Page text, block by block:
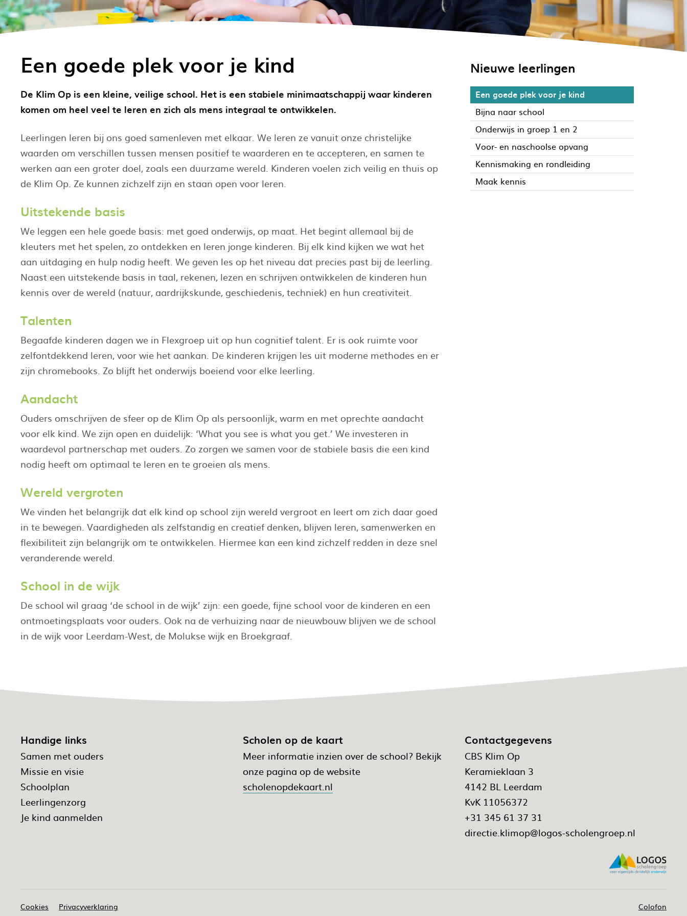
Een goede plek voor je kind
De Klim Op is een kleine, veilige school. Het is een stabiele minimaatschappij waar kinderen
komen om heel veel te leren en zich als mens integraal te ontwikkelen.
Leerlingen leren bij ons goed samenleven met elkaar. We leren ze vanuit onze christelijke
waarden om verschillen tussen mensen positief te waarderen en te accepteren, en samen te
werken aan een groter doel, zoals een duurzame wereld. Kinderen voelen zich veilig en thuis op
de Klim Op. Ze kunnen zichzelf zijn en staan open voor leren.
Uitstekende basis
We leggen een hele goede basis: met goed onderwijs, op maat. Het begint allemaal bij de
kleuters met het spelen, zo ontdekken en leren jonge kinderen. Bij elk kind kijken we wat het
aan uitdaging en hulp nodig heeft. We geven les op het niveau dat precies past bij de leerling.
Naast een uitstekende basis in taal, rekenen, lezen en schrijven ontwikkelen de kinderen hun
kennis over de wereld (natuur, aardrijkskunde, geschiedenis, techniek) en hun creativiteit.
Talenten
Begaafde kinderen dagen we in Flexgroep uit op hun cognitief talent. Er is ook ruimte voor
zelfontdekkend leren, voor wie het aankan. De kinderen krijgen les uit moderne methodes en er
zijn chromebooks. Zo blijft het onderwijs boeiend voor elke leerling.
Aandacht
Ouders omschrijven de sfeer op de Klim Op als persoonlijk, warm en met oprechte aandacht
voor elk kind. We zijn open en duidelijk: ‘What you see is what you get.’ We investeren in
waardevol partnerschap met ouders. Zo zorgen we samen voor de stabiele basis die een kind
nodig heeft om optimaal te leren en te groeien als mens.
Wereld vergroten
We vinden het belangrijk dat elk kind op school zijn wereld vergroot en leert om zich daar goed
in te bewegen. Vaardigheden als zelfstandig en creatief denken, blijven leren, samenwerken en
flexibiliteit zijn belangrijk om te ontwikkelen. Hiermee kan een kind zichzelf redden in deze snel
veranderende wereld.
School in de wijk
De school wil graag ‘de school in de wijk’ zijn: een goede, fijne school voor de kinderen en een
ontmoetingsplaats voor ouders. Ook na de verhuizing naar de nieuwbouw blijven we de school
in de wijk voor Leerdam-West, de Molukse wijk en Broekgraaf.
Nieuwe leerlingen
Een goede plek voor je kind
Bijna naar school
Onderwijs in groep 1 en 2
Voor- en naschoolse opvang
Kennismaking en rondleiding
Maak kennis
Handige links
Samen met ouders
Missie en visie
Schoolplan
Leerlingenzorg
Je kind aanmelden
Scholen op de kaart
Meer informatie inzien over de school? Bekijk
onze pagina op de website
scholenopdekaart.nl
Contactgegevens
CBS Klim Op
Keramieklaan 3
4142 BL Leerdam
KvK 11056372
+31 345 61 37 31
directie.klimop@logos-scholengroep.nl
Cookies Privacyverklaring Colofon